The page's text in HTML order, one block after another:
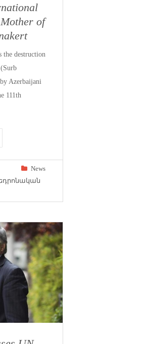
of
the destruction
Azerbaijani
111th
News